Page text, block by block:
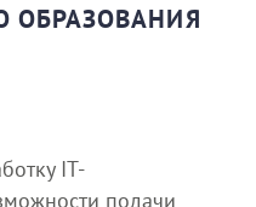
ОБРАЗОВАНИЯ
IT-
подачи